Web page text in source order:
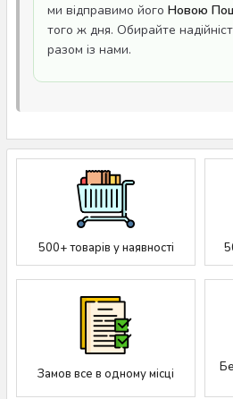
ми відправимо його Новою
того ж дня. Обирайте
разом із нами.
500+ товарів у наявності
Замов все в одному місці